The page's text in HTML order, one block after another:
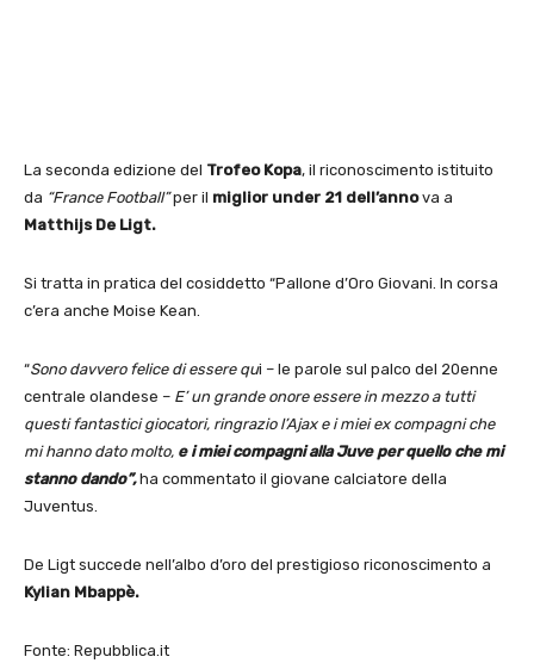
La seconda edizione del Trofeo Kopa, il riconoscimento istituito
da “France Football”per il miglior under 21 dell’annova a
Matthijs De Ligt.
Si tratta in pratica del cosiddetto “Pallone d’Oro Giovani. In corsa
c’era anche Moise Kean.
“Sono davvero felice di essere qui – le parole sul palco del 20enne
centrale olandese – E’ un grande onore essere in mezzo a tutti
questi fantastici giocatori, ringrazio l’Ajax e i miei ex compagni che
mi hanno dato molto, e i miei compagni alla Juve per quello che mi
stanno dando”,ha commentato il giovane calciatore della
Juventus.
De Ligt succede nell’albo d’oro del prestigioso riconoscimento a
Kylian Mbappè.
Fonte: Repubblica.it